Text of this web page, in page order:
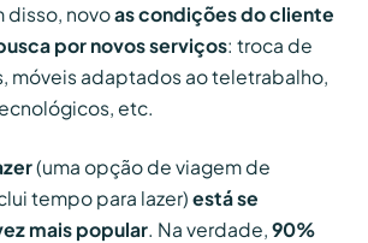
disso, novoas condições do cliente
por novos serviços: troca de
móveis adaptados ao teletrabalho,
etc.
(uma opção de viagem de
tempo para lazer) está se
mais popular. Na verdade, 90%